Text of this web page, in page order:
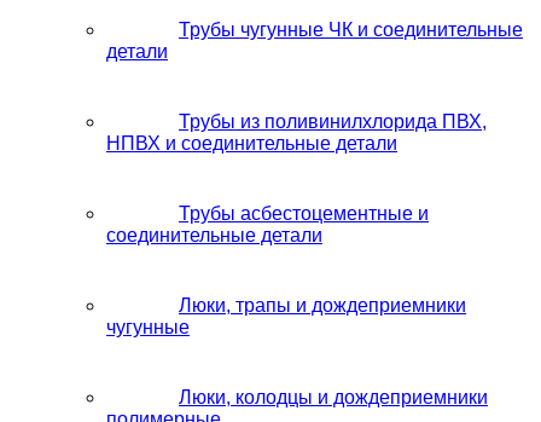
Трубы чугунные ЧК и соединительные
детали
Трубы из поливинилхлорида ПВХ,
НПВХ и соединительные детали
Трубы асбестоцементные и
соединительные детали
Люки, трапы и дождеприемники
чугунные
Люки, колодцы и дождеприемники